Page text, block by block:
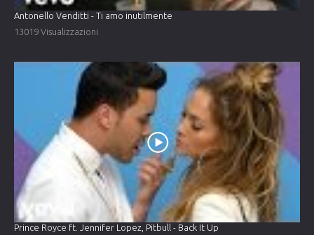
Antonello Venditti - Ti amo inutilmente
13019 Visualizzazioni
Prince Royce ft. Jennifer Lopez, Pitbull - Back It Up